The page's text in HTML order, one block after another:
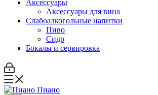
Аксессуары
Аксессуары для вина
Слабоалкогольные напитки
Пиво
Сидр
Бокалы и сервировка